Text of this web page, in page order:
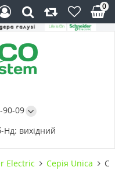
90-09
Нд: вихідний
0
Electric Cерія Unica